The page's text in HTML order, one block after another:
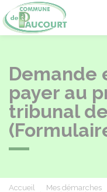
Demande
payer au
tribunal
Accueil Mes démarches